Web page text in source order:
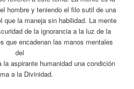
hombre y teniendo el filo sutil de una
que la maneja sin habilidad. La mente
de la ignorancia a la luz de la
que encadenan las manos mentales
del
aspirante humanidad una condición
a la Divinidad.